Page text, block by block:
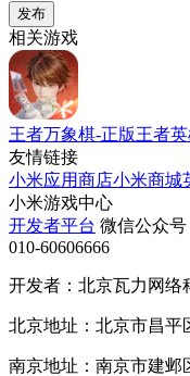
发布
相关游戏
王者万象棋-正版王者
友情链接
小米应用商店小米商城
小米游戏中心
开发者平台 微信公众号
010-60606666
开发者：北京瓦力网络
北京地址：北京市昌平
南京地址：南京市建邺